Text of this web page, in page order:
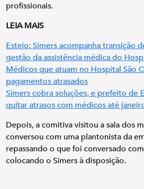
profissionais.
LEIA MAIS
Esteio: Simers acompanha transição
gestão da assistência médica do
Médicos que atuam no Hospital São
pagamentos atrasados
Simers cobra soluções, e prefeito de
quitar atrasos com médicos até
Depois, a comitiva visitou a sala dos
conversou com uma plantonista da
repassando o que foi conversado
colocando o Simers à disposição.